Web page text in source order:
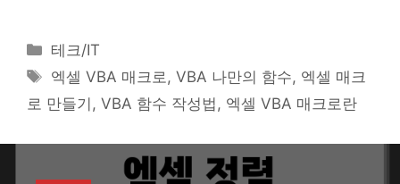
카
테
고
리
테크/IT
태
그
엑셀 VBA 매크로, VBA 나만의 함수, 엑셀 매크
로 만들기, VBA 함수 작성법, 엑셀 VBA 매크로란